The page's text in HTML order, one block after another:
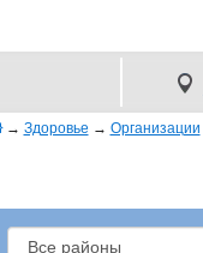
→ Здоровье → Организации